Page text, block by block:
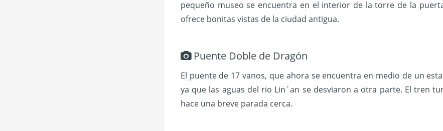
pequeño museo se encuentra en el interior de la torre de la
ofrece bonitas vistas de la ciudad antigua.
Puente Doble de Dragón
El puente de 17 vanos, que ahora se encuentra en medio de un
ya que las aguas del rio Lin´an se desviaron a otra parte. El tren
hace una breve parada cerca.